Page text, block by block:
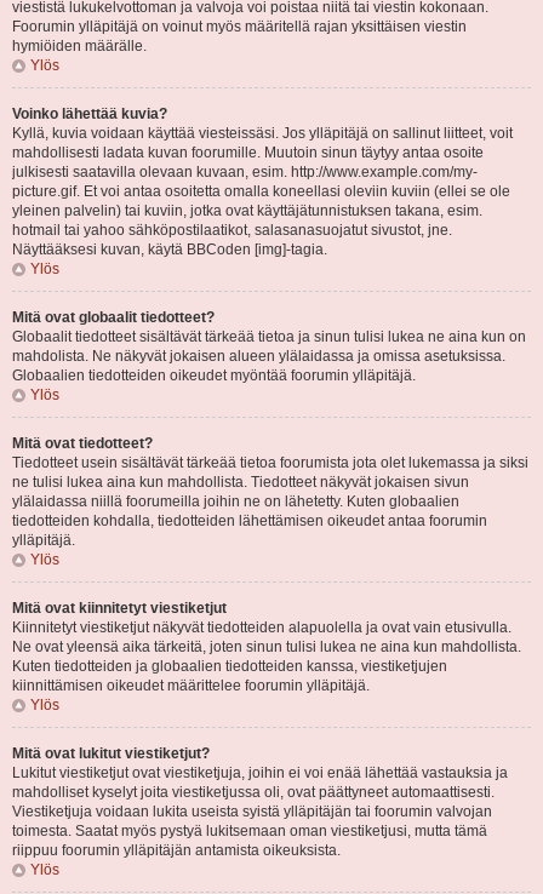
viestistä lukukelvottoman ja valvoja voi poistaa niitä tai viestin kokonaan.
Foorumin ylläpitäjä on voinut myös määritellä rajan yksittäisen viestin
hymiöiden määrälle.
Ylös
Voinko lähettää kuvia?
Kyllä, kuvia voidaan käyttää viesteissäsi. Jos ylläpitäjä on sallinut liitteet, voit
mahdollisesti ladata kuvan foorumille. Muutoin sinun täytyy antaa osoite
julkisesti saatavilla olevaan kuvaan, esim. http://www.example.com/my-
picture.gif. Et voi antaa osoitetta omalla koneellasi oleviin kuviin (ellei se ole
yleinen palvelin) tai kuviin, jotka ovat käyttäjätunnistuksen takana, esim.
hotmail tai yahoo sähköpostilaatikot, salasanasuojatut sivustot, jne.
Näyttääksesi kuvan, käytä BBCoden [img]-tagia.
Ylös
Mitä ovat globaalit tiedotteet?
Globaalit tiedotteet sisältävät tärkeää tietoa ja sinun tulisi lukea ne aina kun on
mahdolista. Ne näkyvät jokaisen alueen ylälaidassa ja omissa asetuksissa.
Globaalien tiedotteiden oikeudet myöntää foorumin ylläpitäjä.
Ylös
Mitä ovat tiedotteet?
Tiedotteet usein sisältävät tärkeää tietoa foorumista jota olet lukemassa ja siksi
ne tulisi lukea aina kun mahdollista. Tiedotteet näkyvät jokaisen sivun
ylälaidassa niillä foorumeilla joihin ne on lähetetty. Kuten globaalien
tiedotteiden kohdalla, tiedotteiden lähettämisen oikeudet antaa foorumin
ylläpitäjä.
Ylös
Mitä ovat kiinnitetyt viestiketjut
Kiinnitetyt viestiketjut näkyvät tiedotteiden alapuolella ja ovat vain etusivulla.
Ne ovat yleensä aika tärkeitä, joten sinun tulisi lukea ne aina kun mahdollista.
Kuten tiedotteiden ja globaalien tiedotteiden kanssa, viestiketjujen
kiinnittämisen oikeudet määrittelee foorumin ylläpitäjä.
Ylös
Mitä ovat lukitut viestiketjut?
Lukitut viestiketjut ovat viestiketjuja, joihin ei voi enää lähettää vastauksia ja
mahdolliset kyselyt joita viestiketjussa oli, ovat päättyneet automaattisesti.
Viestiketjuja voidaan lukita useista syistä ylläpitäjän tai foorumin valvojan
toimesta. Saatat myös pystyä lukitsemaan oman viestiketjusi, mutta tämä
riippuu foorumin ylläpitäjän antamista oikeuksista.
Ylös